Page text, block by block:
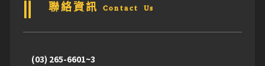
聯絡資訊 Contact Us
(03) 265-6601~3